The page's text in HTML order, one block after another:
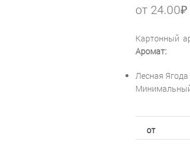
от 24.00₽
Картонный
Аромат:
Лесная Ягода
от